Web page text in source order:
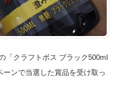
「クラフトボス ブラック500ml
ンで当選した賞品を受け取っ